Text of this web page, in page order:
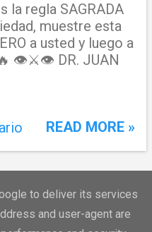
la regla SAGRADA
muestre esta
a usted y luego a
👁⚔👁 DR. JUAN
READ MORE »
to deliver its services
and user-agent are